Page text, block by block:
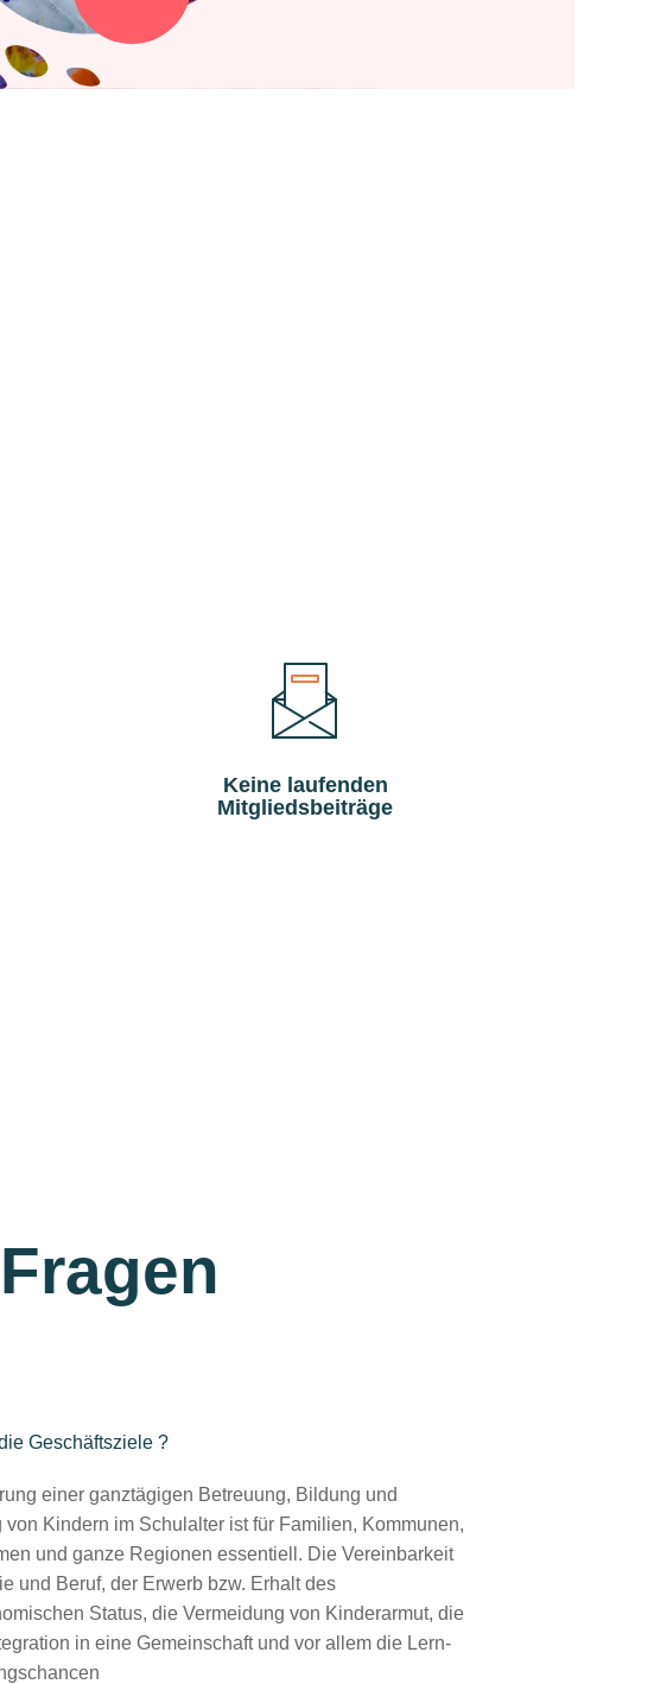
Keine laufenden
Mitgliedsbeiträge
Geschäftsziele ?
einer ganztägigen Betreuung, Bildung und
von Kindern im Schulalter ist für Familien, Kommunen,
und ganze Regionen essentiell. Die Vereinbarkeit
und Beruf, der Erwerb bzw. Erhalt des
Status, die Vermeidung von Kinderarmut, die
in eine Gemeinschaft und vor allem die Lern-